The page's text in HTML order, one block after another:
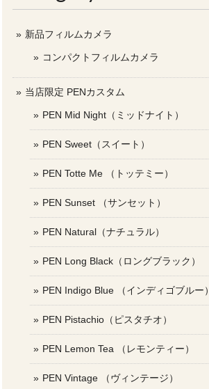
新品フィルムカメラ
コンパクトフィルムカメラ
当店限定 PENカスタム
PEN Mid Night（ミッドナイト）
PEN Sweet（スイート）
PEN Totte Me （トッテミー）
PEN Sunset （サンセット）
PEN Natural（ナチュラル）
PEN Long Black（ロングブラック）
PEN Indigo Blue （インディゴブルー）
PEN Pistachio（ピスタチオ）
PEN Lemon Tea （レモンティー）
PEN Vintage （ヴィンテージ）